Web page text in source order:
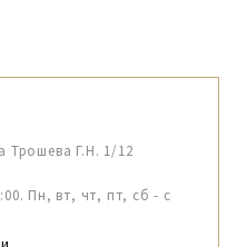
Трошева Г.Н. 1/12
Пн, вт, чт, пт, сб - с